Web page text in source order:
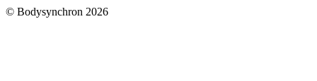
© Bodysynchron 2026